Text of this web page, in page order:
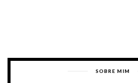
SOBRE MIM